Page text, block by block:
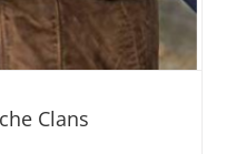
Clans